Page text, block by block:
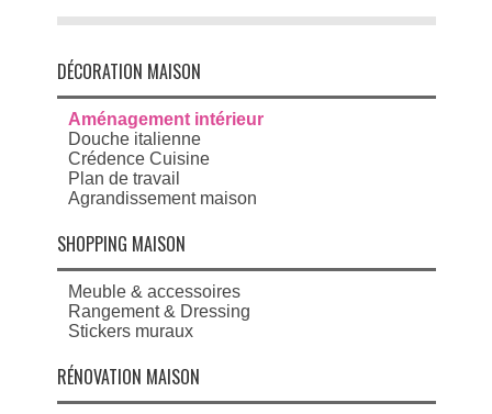
DÉCORATION MAISON
Aménagement intérieur
Douche italienne
Crédence Cuisine
Plan de travail
Agrandissement maison
SHOPPING MAISON
Meuble & accessoires
Rangement & Dressing
Stickers muraux
RÉNOVATION MAISON